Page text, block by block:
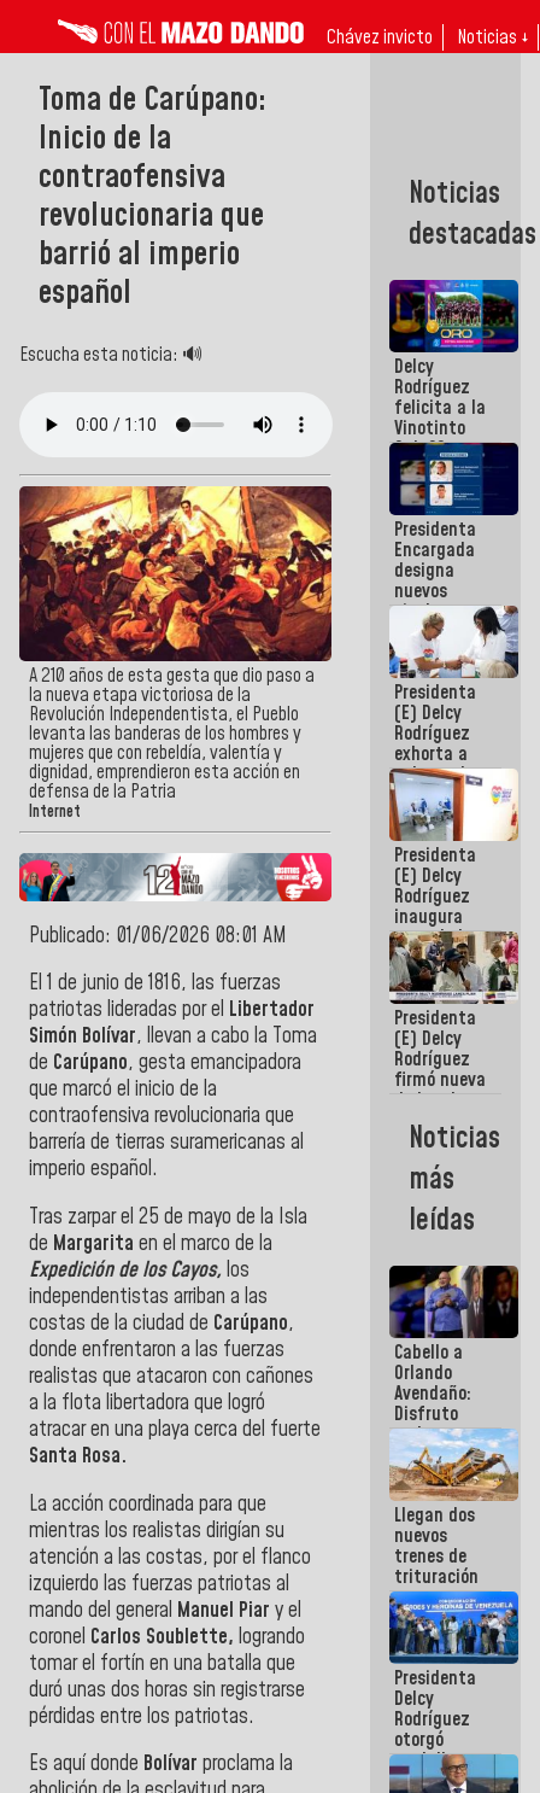
Chávez invicto Noticias ↓
Toma de Carúpano:
Inicio de la
contraofensiva
revolucionaria que
barrió al imperio
español
Escucha esta noticia: 🔊
A 210 años de esta gesta que dio paso a
la nueva etapa victoriosa de la
Revolución Independentista, el Pueblo
levanta las banderas de los hombres y
mujeres que con rebeldía, valentía y
dignidad, emprendieron esta acción en
defensa de la Patria
Internet
Publicado: 01/06/2026 08:01 AM
El 1 de junio de 1816, las fuerzas
patriotas lideradas por el Libertador
Simón Bolívar, llevan a cabo la Toma
de Carúpano, gesta emancipadora
que marcó el inicio de la
contraofensiva revolucionaria que
barrería de tierras suramericanas al
imperio español.
Tras zarpar el 25 de mayo de la Isla
de Margarita en el marco de la
Expedición de los Cayos, los
independentistas arriban a las
costas de la ciudad de Carúpano,
donde enfrentaron a las fuerzas
realistas que atacaron con cañones
a la flota libertadora que logró
atracar en una playa cerca del fuerte
Santa Rosa.
La acción coordinada para que
mientras los realistas dirigían su
atención a las costas, por el flanco
izquierdo las fuerzas patriotas al
mando del general Manuel Piar y el
coronel Carlos Soublette, logrando
tomar el fortín en una batalla que
duró unas dos horas sin registrarse
pérdidas entre los patriotas.
Es aquí donde Bolívar proclama la
Noticias
destacadas
Delcy
Rodríguez
felicita a la
Vinotinto
Sub 20
campeona
frente
México Sub
23 en los
Centroamericanos
Presidenta
Encargada
designa
nuevos
titulares en
Viceministerio
de Energía
Eléctrica y
CORPOELEC
Presidenta
(E) Delcy
Rodríguez
exhorta a
gobernadores
y alcaldes a
edificar
casas para
abuelos
Presidenta
(E) Delcy
Rodríguez
inaugura
casa de los
Abuelos
Primavera
en Caracas
Presidenta
(E) Delcy
Rodríguez
firmó nueva
de Ley de
Arrendamiento
aprobada
por la AN
Noticias
más
leídas
Cabello a
Orlando
Avendaño:
Disfruto
cada vez
que escribes
porque lo
que haces
es
embarrarla
Llegan dos
nuevos
trenes de
trituración
para
optimizar
manejo de
escombros
en La Guaira
Presidenta
Delcy
Rodríguez
otorgó
medalla
"Héroe de